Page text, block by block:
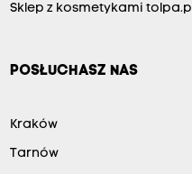
Sklep z kosmetykami tolpa.pl
POSŁUCHASZ NAS
Kraków
Tarnów